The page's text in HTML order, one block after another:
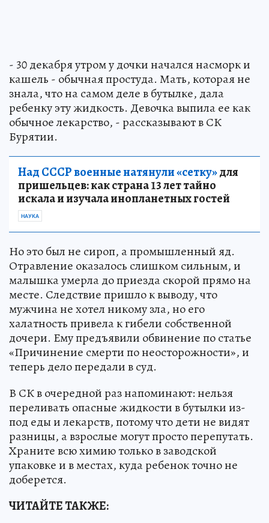
- 30 декабря утром у дочки начался насморк и
кашель - обычная простуда. Мать, которая не
знала, что на самом деле в бутылке, дала
ребенку эту жидкость. Девочка выпила ее как
обычное лекарство, - рассказывают в СК
Бурятии.
Над СССР военные натянули «сетку»для
пришельцев: как страна 13 лет тайно
искала и изучала инопланетных гостей
НАУКА
Но это был не сироп, а промышленный яд.
Отравление оказалось слишком сильным, и
малышка умерла до приезда скорой прямо на
месте. Следствие пришло к выводу, что
мужчина не хотел никому зла, но его
халатность привела к гибели собственной
дочери. Ему предъявили обвинение по статье
«Причинение смерти по неосторожности», и
теперь дело передали в суд.
В СК в очередной раз напоминают: нельзя
переливать опасные жидкости в бутылки из-
под еды и лекарств, потому что дети не видят
разницы, а взрослые могут просто перепутать.
Храните всю химию только в заводской
упаковке и в местах, куда ребенок точно не
доберется.
ЧИТАЙТЕ ТАКЖЕ: